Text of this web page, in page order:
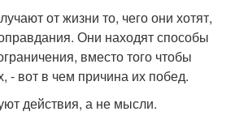
от жизни то, чего они хотят,
Они находят способы
вместо того чтобы
- вот в чем причина их побед.
действия, а не мысли.